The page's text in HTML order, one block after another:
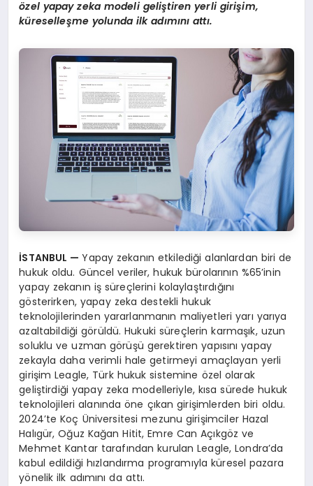
özel yapay zeka modeli geliştiren yerli girişim,
küreselleşme yolunda ilk adımınıattı.
İSTANBUL —Yapay zekanın etkilediği alanlardan biri de
hukuk oldu. Güncel veriler, hukuk bürolarının %65’inin
yapay zekanın iş süreçlerini kolaylaştırdığını
gösterirken, yapay zeka destekli hukuk
teknolojilerinden yararlanmanın maliyetleri yarı yarıya
azaltabildiği görüldü. Hukuki süreçlerin karmaşık, uzun
soluklu ve uzman görüşü gerektiren yapısını yapay
zekayla daha verimli hale getirmeyi amaçlayan yerli
girişim Leagle, Türk hukuk sistemine özel olarak
geliştirdiği yapay zeka modelleriyle, kısa sürede hukuk
teknolojileri alanında öne çıkan girişimlerden biri oldu.
2024’te Koç Üniversitesi mezunu girişimciler Hazal
Halıgür, Oğuz Kağan Hitit, Emre Can Açıkgöz ve
Mehmet Kantar tarafından kurulan Leagle, Londra’da
kabul edildiği hızlandırma programıyla küresel pazara
yönelik ilk adımını da attı.